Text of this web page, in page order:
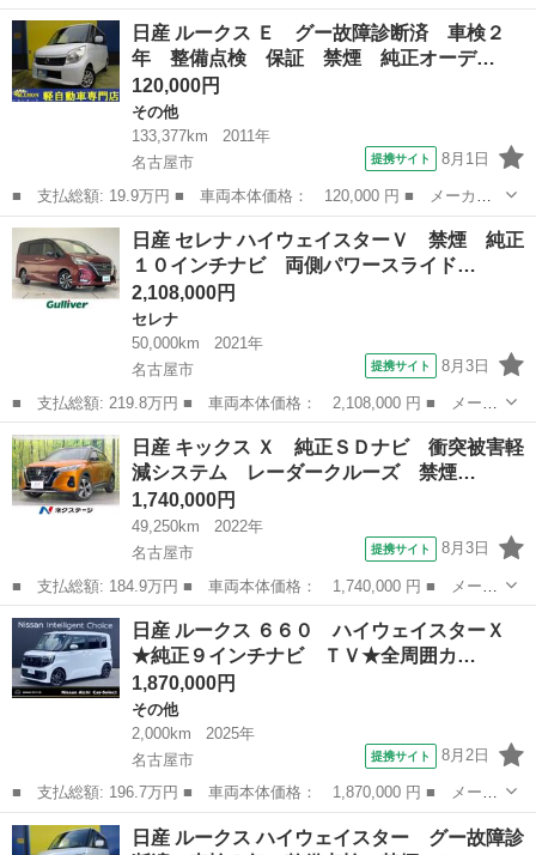
ー名： 日産 ■ 車種名： ルークス ■ グレード名： ハイウェイ
スター Ｘ プロパイロットエディション 純正９型ナビ 両側電動
スライド...
愛知 名古屋市 その他
日産 ルークス Ｅ グー故障診断済 車検２
年 整備点検 保証 禁煙 純正オーデ…
120,000円
その他
133,377km
2011年
名古屋市
提携サイト 8月1日
■ 支払総額: 19.9万円 ■ 車両本体価格： 120,000 円 ■ メーカー
名： 日産 ■ 車種名： ルークス ■ グレード名： Ｅ グー故障
診断済 車検２年 整備点検 保証 禁煙 純正オーディオ ＣＤ
プッシュスタ...
愛知 名古屋市 その他
日産 セレナ ハイウェイスターＶ 禁煙 純正
１０インチナビ 両側パワースライド…
2,108,000円
セレナ
50,000km
2021年
名古屋市
提携サイト 8月3日
■ 支払総額: 219.8万円 ■ 車両本体価格： 2,108,000 円 ■ メーカ
ー名： 日産 ■ 車種名： セレナ ■ グレード名： ハイウェイス
ターＶ 禁煙 純正１０インチナビ 両側パワースライド フルセグ
ＴＶ Ｂ...
愛知 名古屋市 セレナ
日産 キックス Ｘ 純正ＳＤナビ 衝突被害軽
減システム レーダークルーズ 禁煙…
1,740,000円
49,250km
2022年
名古屋市
提携サイト 8月3日
■ 支払総額: 184.9万円 ■ 車両本体価格： 1,740,000 円 ■ メーカ
ー名： 日産 ■ 車種名： キックス ■ グレード名： Ｘ 純正Ｓ
Ｄナビ 衝突被害軽減システム レーダークルーズ 禁煙車 ハーフ
レザーシ...
愛知 名古屋市
日産 ルークス ６６０ ハイウェイスターＸ
★純正９インチナビ ＴＶ★全周囲カ…
1,870,000円
その他
2,000km
2025年
名古屋市
提携サイト 8月2日
■ 支払総額: 196.7万円 ■ 車両本体価格： 1,870,000 円 ■ メーカ
ー名： 日産 ■ 車種名： ルークス ■ グレード名： ６６０ ハ
イウェイスターＸ ★純正９インチナビ ＴＶ★全周囲カメラ★両側
愛知 名古屋市 その他
日産 ルークス ハイウェイスター グー故障診